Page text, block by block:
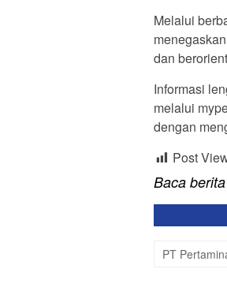
Melalui
dan
Informasi
melalui
dengan
Post
Baca
PT